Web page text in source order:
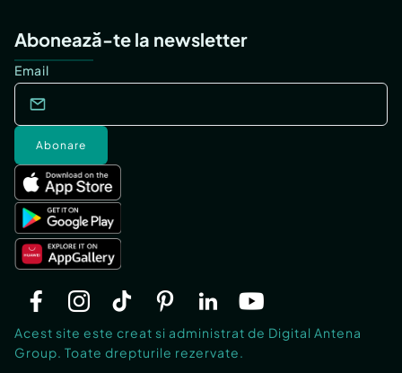
Abonează-te la newsletter
Email
Abonare
Acest site este creat si administrat de Digital Antena
Group. Toate drepturile rezervate.